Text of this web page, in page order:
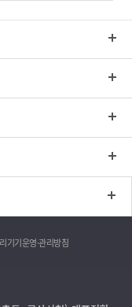
기기운영·관리방침